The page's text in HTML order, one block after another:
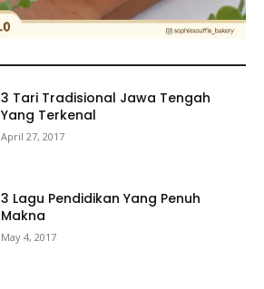
3 Tari Tradisional Jawa Tengah
Yang Terkenal
April 27, 2017
3 Lagu Pendidikan Yang Penuh
Makna
May 4, 2017